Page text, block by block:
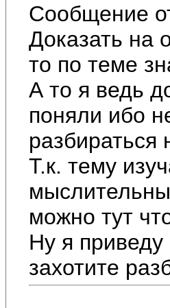
Сообщение
Доказать на
то по теме
А то я ведь
поняли ибо
разбираться
Т.к. тему
можно тут
Ну я
захотите